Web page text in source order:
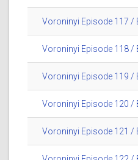
Voroninyi Episode 117
Voroninyi Episode 118
Voroninyi Episode 119
Voroninyi Episode 120
Voroninyi Episode 121 /